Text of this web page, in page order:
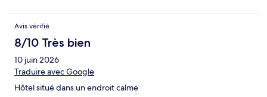
Avis vérifié
8/10 Très bien
10 juin 2026
Traduire avec Google
Hôtel situé dans un endroit calme